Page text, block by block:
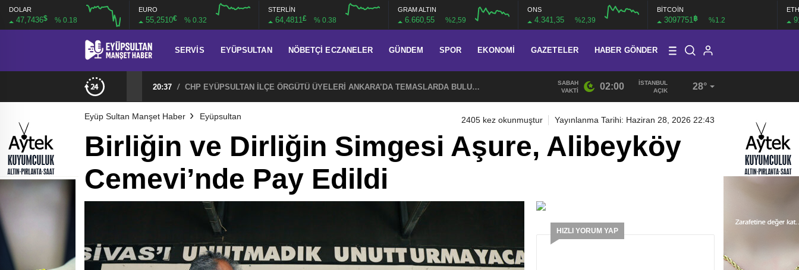
DOLAR
47,7436$ % 0.18
EURO
55,2510€ % 0.32
STERLİN
64,4811£ % 0.38
GRAM ALTIN
6.660,55 %2,59
ONS
4.341,35 %2,39
BİTCOİN
3097751 ฿ %1.2
SERVIS EYÜPSULTAN NÖBETÇI ECZANELER GÜNDEM SPOR EKONOMI GAZETELER HABER GÖNDER
20:37 / CHP EYÜPSULTAN İLÇE ÖRGÜTÜ ÜYELERİ ANKARA’DA TEMASLARDA BULUNDU 19:40 / MHP EYÜPSULTAN TEŞKİLATI’NIN ACI GÜNÜ
SABAH
VAKTI
02:00
İSTANBUL
AÇIK
28°
Eyüp Sultan Manşet Haber Eyüpsultan 2405 kez okunmuştur Yayınlanma Tarihi: Haziran 28, 2026 22:43
Birliğin ve Dirliğin Simgesi Aşure, Alibeyköy
Cemevi’nde Pay Edildi
HIZLI YORUM YAP